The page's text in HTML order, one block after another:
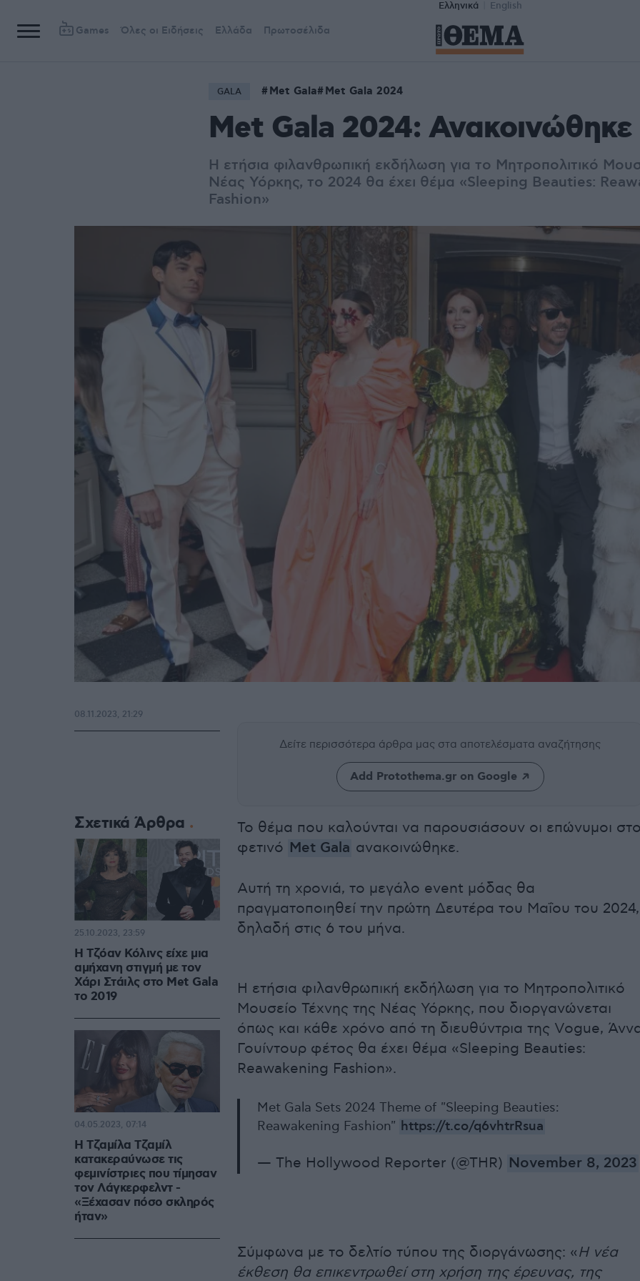
Ελληνικά English
Games Όλες οι Ειδήσεις Ελλάδα Πρωτοσέλιδα
GALA Met Gala Met Gala 2024
Met Gala 2024:
Η ετήσια φιλανθρωπική εκδήλωση για το Μητροπολιτικό
Νέας Υόρκης, το 2024 θα έχει θέμα «Sleeping Beauties:
Fashion»
Δείτε περισσότερα άρθρα μας στα αποτελέσματα αναζήτησης
Add Protothema.gr on Google
Το θέμα που καλούνται να παρουσιάσουν οι επώνυμοι
φετινό Met Gala ανακοινώθηκε.
Αυτή τη χρονιά, το μεγάλο event μόδας θα
πραγματοποιηθεί την πρώτη Δευτέρα του Μαΐου του 2024,
δηλαδή στις 6 του μήνα.
Η ετήσια φιλανθρωπική εκδήλωση για το Μητροπολιτικό
Μουσείο Τέχνης της Νέας Υόρκης, που διοργανώνεται
όπως και κάθε χρόνο από τη διευθύντρια της Vogue,
Γουίντουρ φέτος θα έχει θέμα «Sleeping Beauties:
Reawakening Fashion».
Met Gala Sets 2024 Theme of "Sleeping Beauties:
Reawakening Fashion" https://t.co/q6vhtrRsua
— The Hollywood Reporter (@THR) November 8, 2023
Σύμφωνα με το δελτίο τύπου της διοργάνωσης: «Η νέα
έκθεση θα επικεντρωθεί στη χρήση της έρευνας, της
08.11.2023, 21:29
Σχετικά Άρθρα
Η Τζόαν Κόλινς είχε μια
αμήχανη στιγμή με τον
Χάρι Στάιλς στο Met Gala
το 2019
25.10.2023, 23:59
Η Τζαμίλα Τζαμίλ
κατακεραύνωσε τις
φεμινίστριες που τίμησαν
τον Λάγκερφελντ -
«Ξέχασαν πόσο σκληρός
ήταν»
04.05.2023, 07:14